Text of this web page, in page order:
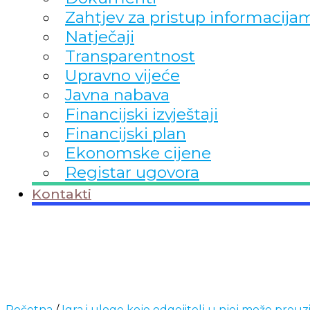
Zahtjev za pristup
Natječaji
Transparentnost
Upravno vijeće
Javna nabava
Financijski izvještaji
Financijski plan
Ekonomske cijene
Registar ugovora
Kontakti